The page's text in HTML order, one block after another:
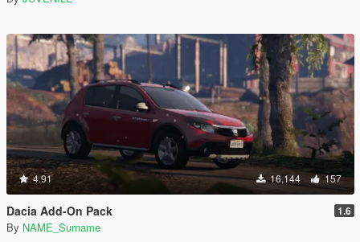
4.91 16,144 157
Dacia Add-On Pack 1.6
By NAME_Surname